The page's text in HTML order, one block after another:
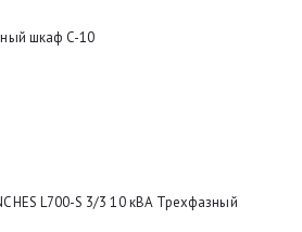
шкаф C-10
L700-S 3/3 10 кВА Трехфазный